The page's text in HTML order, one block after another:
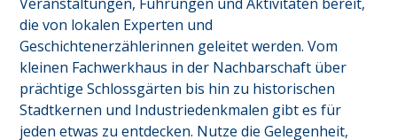
Veranstaltungen, Führungen und Aktivitäten bereit,
die von lokalen Experten und
Geschichtenerzählerinnen geleitet werden. Vom
kleinen Fachwerkhaus in der Nachbarschaft über
prächtige Schlossgärten bis hin zu historischen
Stadtkernen und Industriedenkmalen gibt es für
jeden etwas zu entdecken. Nutze die Gelegenheit,